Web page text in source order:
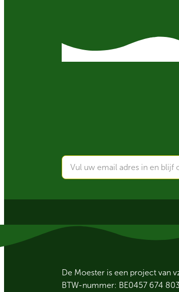
De Moester is een project van
BTW-nummer: BE0457 674 803